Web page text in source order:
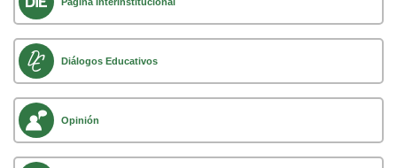
Diálogos Educativos
Opinión